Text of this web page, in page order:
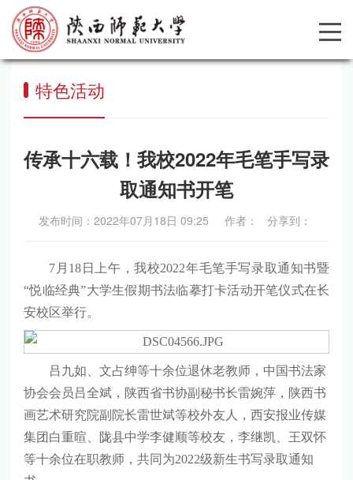
特色活动
传承十六载！我校2022年毛笔手写录
取通知书开笔
发布时间：2022年07月18日 09:25 作者： 分享到：
7月18日上午，我校2022年毛笔手写录取通知书暨
“悦临经典”大学生假期书法临摹打卡活动开笔仪式在长
安校区举行。
吕九如、文占绅等十余位退休老教师，中国书法家
协会会员吕全斌，陕西省书协副秘书长雷婉萍，陕西书
画艺术研究院副院长雷世斌等校外友人，西安报业传媒
集团白重暄、陇县中学李健顺等校友，李继凯、王双怀
等十余位在职教师，共同为2022级新生书写录取通知